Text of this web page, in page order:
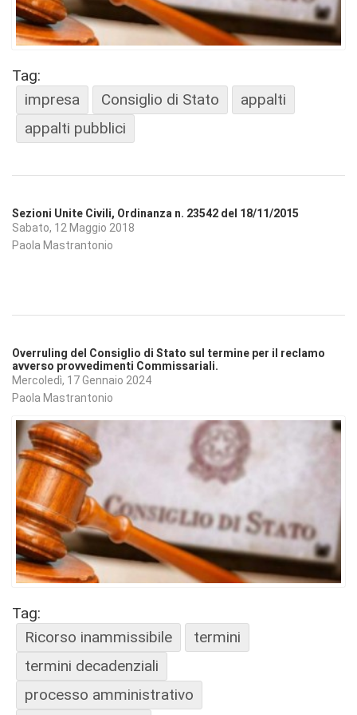
Tag:
impresa
Consiglio di Stato
appalti
appalti pubblici
Sezioni Unite Civili, Ordinanza n. 23542 del 18/11/2015
Sabato, 12 Maggio 2018
Paola Mastrantonio
Overruling del Consiglio di Stato sul termine per il reclamo
avverso provvedimenti Commissariali.
Mercoledì, 17 Gennaio 2024
Paola Mastrantonio
Tag:
Ricorso inammissibile
termini
termini decadenziali
processo amministrativo